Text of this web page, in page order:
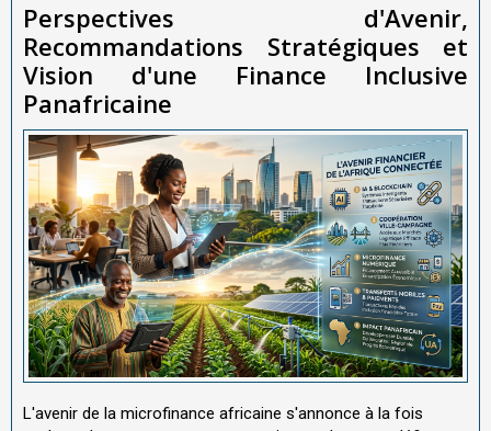
Perspectives d'Avenir,
Recommandations Stratégiques et
Vision d'une Finance Inclusive
Panafricaine
L'avenir de la microfinance africaine s'annonce à la fois